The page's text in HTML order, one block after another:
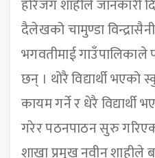
हरिजंग शाहीले जानकारी
दैलेखको चामुण्डा
भगवतीमाई
छन् । थोरै विद्यार्थी
कायम गर्ने र धेरै
गरेर पठनपाठन सुरु गरिएको